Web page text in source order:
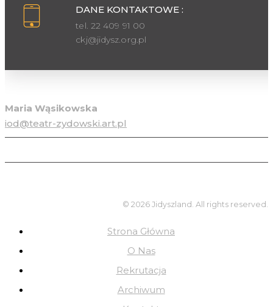
DANE KONTAKTOWE :
tel. 22 409 91 00
ckj@jidysz.org.pl
Maria Wąsikowska
iod@teatr-zydowski.art.pl
© 2026 Jidyszland. All rights reserved.
Strona Główna
O Nas
Rekrutacja
Archiwum